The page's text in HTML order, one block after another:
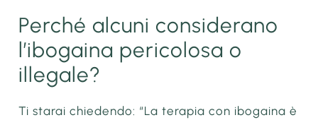
Perché alcuni considerano
l’ibogaina pericolosa o
illegale?
Ti starai chiedendo: “La terapia con ibogaina è